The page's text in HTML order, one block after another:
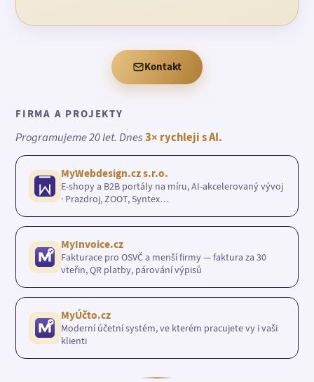
Kontakt
FIRMA A PROJEKTY
Programujeme 20 let. Dnes3× rychleji s AI.
MyWebdesign.cz s.r.o.
E-shopy a B2B portály na míru, AI-akcelerovaný vývoj
· Prazdroj, ZOOT, Syntex…
MyInvoice.cz
Fakturace pro OSVČ a menší firmy — faktura za 30
vteřin, QR platby, párování výpisů
MyÚčto.cz
Moderní účetní systém, ve kterém pracujete vy i vaši
klienti